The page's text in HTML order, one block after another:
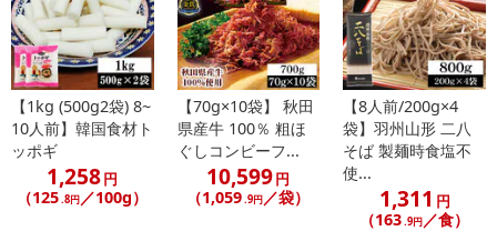
商品到着時点でのお日持ち期間は、配送日数などにより異なります
のでご了承ください。
【キャンセルについて】
※お申込み後のキャンセルはお受けできません。
記載されている内容を必ずご確認いただき、お届けする商品セット
にご納得いただきましたうえでお申し込みください。
※パッケージ変更や商品リニューアル（成分など含む）等により、
参考の掲載画像や画像内のバーコードなど、お届け商品と多少異な
【1kg (500g2袋) 8~
10人前】韓国食材ト
ッポギ
1,258円
（125.8円／100g）
【70g×10袋】 秋田
県産牛 100％ 粗ほ
ぐしコンビーフ...
10,599円
（1,059.9円／袋）
【8人前/200g×4
袋】羽州山形 二八
そば 製麺時食塩不
使...
1,311 円
（163.9円／食）